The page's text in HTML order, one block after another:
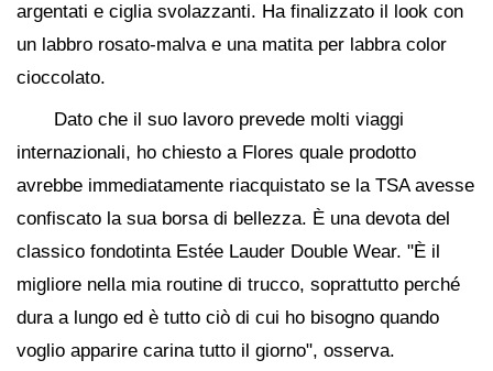
argentati e ciglia svolazzanti. Ha finalizzato il look con
un labbro rosato-malva e una matita per labbra color
cioccolato.
Dato che il suo lavoro prevede molti viaggi
internazionali, ho chiesto a Flores quale prodotto
avrebbe immediatamente riacquistato se la TSA avesse
confiscato la sua borsa di bellezza. È una devota del
classico fondotinta Estée Lauder Double Wear. "È il
migliore nella mia routine di trucco, soprattutto perché
dura a lungo ed è tutto ciò di cui ho bisogno quando
voglio apparire carina tutto il giorno", osserva.